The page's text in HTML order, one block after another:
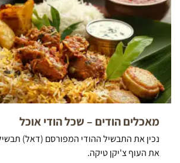
מאכלים הודים – שכל הודי אוכל
נכין את התבשיל ההודי המפורסם (דאל)
את העוף צ'יקן טיקה.